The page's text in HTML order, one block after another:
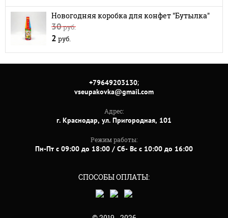
Новогодняя коробка для конфет "Бутылка"
30руб.
2 руб.
+79649203130;
vseupakovka@gmail.com
Адрес:
г. Краснодар, ул. Пригородная, 101
Режим работы:
Пн-Пт с 09:00 до 18:00 / Сб- Вс с 10:00 до 16:00
СПОСОБЫ ОПЛАТЫ: